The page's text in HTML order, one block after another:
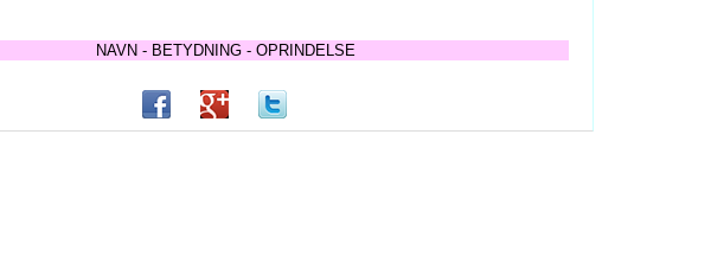
NAVN - BETYDNING - OPRINDELSE